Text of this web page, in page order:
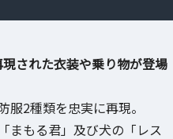
された衣装や乗り物が登場
2種類を忠実に再現。
まもる君」及び犬の「レス